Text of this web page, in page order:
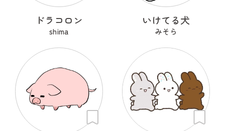
ドラコロン
shima
いけてる犬
みそら